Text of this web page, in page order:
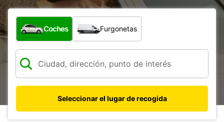
¿Qué tipo de vehículo?
Coches Furgonetas
Seleccionar el lugar de recogida